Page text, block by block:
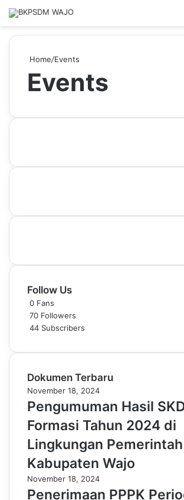
Home/Events
Events
Follow Us
0 Fans
70 Followers
44 Subscribers
Dokumen Terbaru
November 18, 2024
Pengumuman Hasil
Formasi Tahun 2024 di
Lingkungan Pemerintah
Kabupaten Wajo
November 18, 2024
Penerimaan PPPK